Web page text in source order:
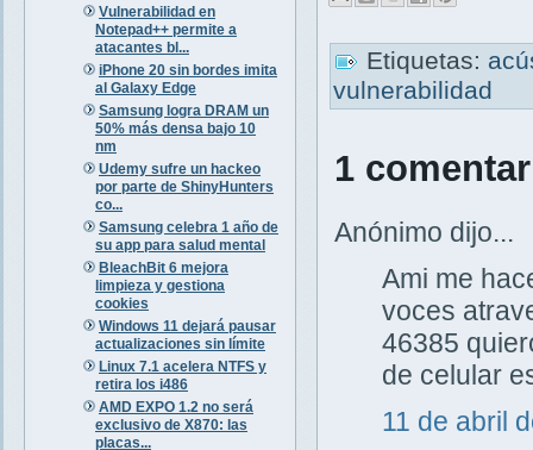
Vulnerabilidad en
Notepad++ permite a
atacantes bl...
iPhone 20 sin bordes imita
al Galaxy Edge
Samsung logra DRAM un
50% más densa bajo 10
nm
Udemy sufre un hackeo
por parte de ShinyHunters
co...
Samsung celebra 1 año de
su app para salud mental
BleachBit 6 mejora
limpieza y gestiona
cookies
Windows 11 dejará pausar
actualizaciones sin límite
Linux 7.1 acelera NTFS y
retira los i486
AMD EXPO 1.2 no será
exclusivo de X870: las
placas...
Etiquetas:
vulnerabilidad
1
Anónimo dijo...
Ami me
voces
46385
de celular
11 de abril